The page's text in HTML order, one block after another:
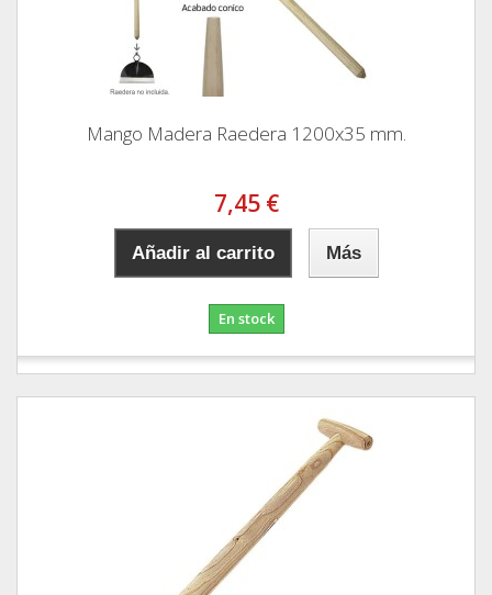
Mango Madera Raedera 1200x35 mm.
7,45 €
Añadir al carrito Más
En stock